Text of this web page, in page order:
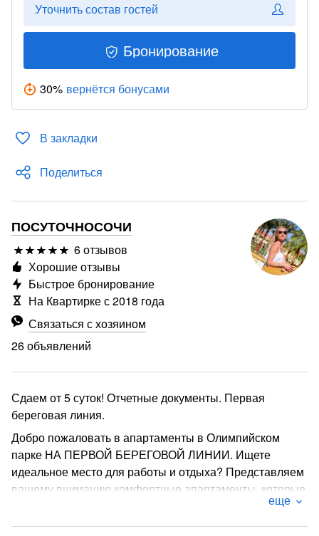
Уточнить состав гостей
Бронирование
30% вернётся бонусами
В закладки
Поделиться
ПОСУТОЧНОСОЧИ
6 отзывов
Связаться с хозяином
26 объявлений
Хорошие отзывы
Быстрое бронирование
На Квартирке с 2018 года
Сдаем от 5 суток! Отчетные документы. Первая
береговая линия.
Добро пожаловать в апартаменты в Олимпийском
парке НА ПЕРВОЙ БЕРЕГОВОЙ ЛИНИИ. Ищете
идеальное место для работы и отдыха? Представляем
вашему вниманию комфортные апартаменты, которые
насыщенного дня. Сдержанный интерьер с акцентами
еще